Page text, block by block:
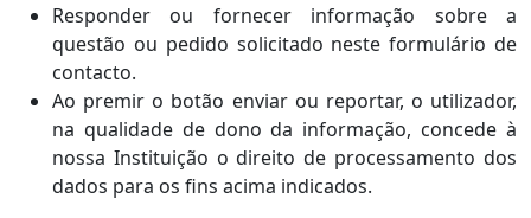
Responder ou fornecer informação sobre a
questão ou pedido solicitado neste formulário de
contacto.
Ao premir o botão enviar ou reportar, o utilizador,
na qualidade de dono da informação, concede à
nossa Instituição o direito de processamento dos
dados para os fins acima indicados.